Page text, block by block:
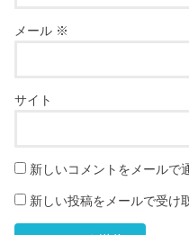
メール ※
サイト
新しいコメントをメールで
新しい投稿をメールで受け